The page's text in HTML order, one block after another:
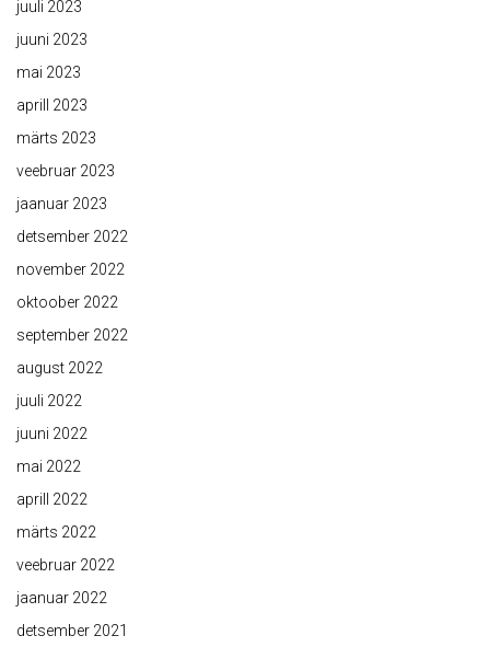
juuli 2023
juuni 2023
mai 2023
aprill 2023
märts 2023
veebruar 2023
jaanuar 2023
detsember 2022
november 2022
oktoober 2022
september 2022
august 2022
juuli 2022
juuni 2022
mai 2022
aprill 2022
märts 2022
veebruar 2022
jaanuar 2022
detsember 2021